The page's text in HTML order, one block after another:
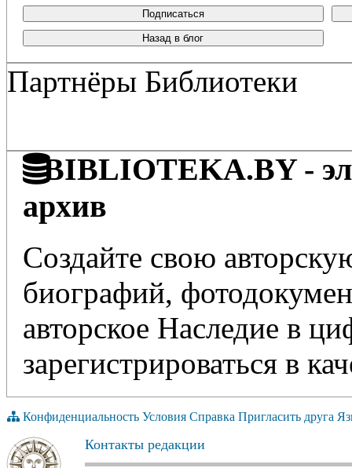
Подписаться
Назад в блог
Партнёры Библиотеки
BIBLIOTEKA.BY -
архив
Создайте свою
биографий,
авторское Наследие в
зарегистрироваться в
Конфиденциальность Условия Справка Пригласить друга
Контакты редакции